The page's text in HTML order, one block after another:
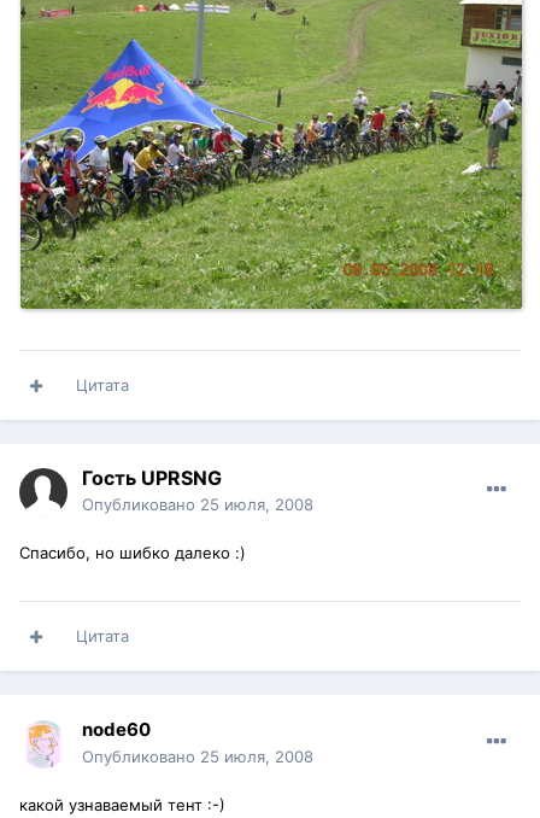
Цитата
Гость UPRSNG
Опубликовано 25 июля, 2008
Спасибо, но шибко далеко :)
Цитата
node60
Опубликовано 25 июля, 2008
какой узнаваемый тент :-)